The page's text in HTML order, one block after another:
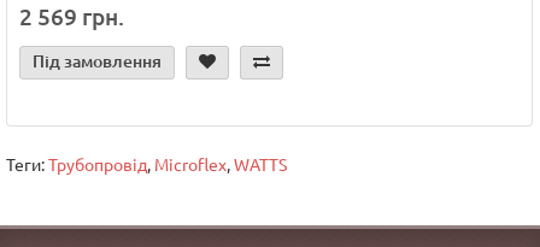
2 569 грн.
Під замовлення
Теги:Трубопровід, Microflex,WATTS